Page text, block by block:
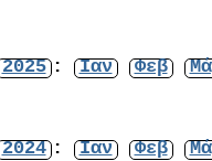
2025 : Ιαν Φεβ
2024 : Ιαν Φεβ